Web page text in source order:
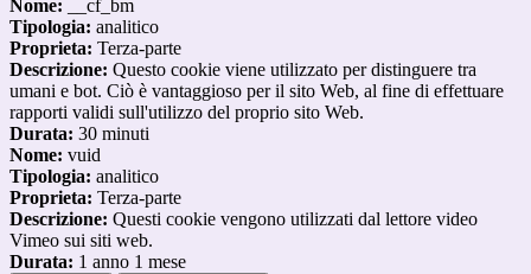
Nome: __cf_bm
Tipologia: analitico
Proprieta: Terza-parte
Descrizione: Questo cookie viene utilizzato per distinguere tra
umani e bot. Ciò è vantaggioso per il sito Web, al fine di effettuare
rapporti validi sull'utilizzo del proprio sito Web.
Durata: 30 minuti
Nome: vuid
Tipologia: analitico
Proprieta: Terza-parte
Descrizione: Questi cookie vengono utilizzati dal lettore video
Vimeo sui siti web.
Durata: 1 anno 1 mese